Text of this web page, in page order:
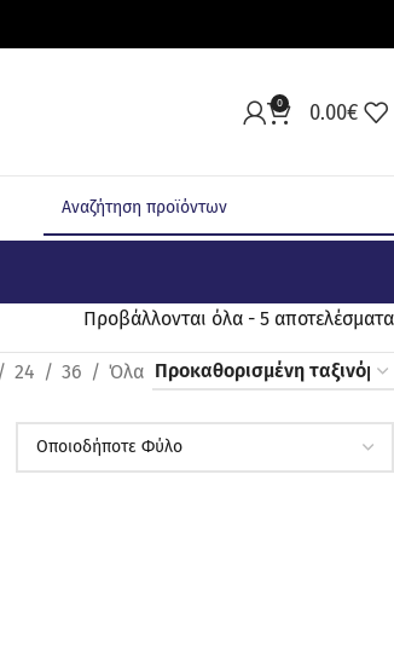
0 0.00€
Προβάλλονται όλα - 5 αποτελέσματα
24 36 Όλα